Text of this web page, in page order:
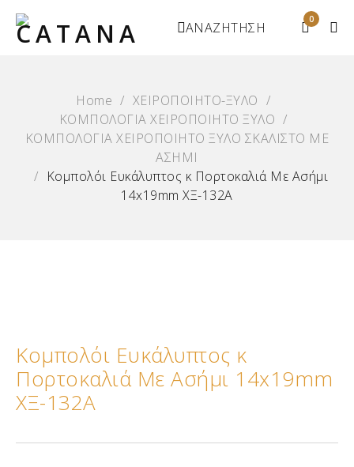
0
ΑΝΑΖΗΤΗΣΗ
Home / ΧΕΙΡΟΠΟΙΗΤΟ-ΞΥΛΟ /
ΚΟΜΠΟΛΟΓΙΑ ΧΕΙΡΟΠΟΙΗΤΟ ΞΥΛΟ /
ΚΟΜΠΟΛΟΓΙΑ ΧΕΙΡΟΠΟΙΗΤΟ ΞΥΛΟ ΣΚΑΛΙΣΤΟ ΜΕ
ΑΣΗΜΙ
/ Κομπολόι Ευκάλυπτος κ Πορτοκαλιά Με Ασήμι
14x19mm ΧΞ-132Α
Κομπολόι Ευκάλυπτος κ
Πορτοκαλιά Με Ασήμι 14x19mm
ΧΞ-132Α